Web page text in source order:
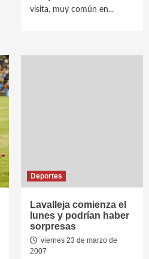
visita, muy común en...
Deportes
Lavalleja comienza el
lunes y podrían haber
sorpresas
viernes 23 de marzo de
2007